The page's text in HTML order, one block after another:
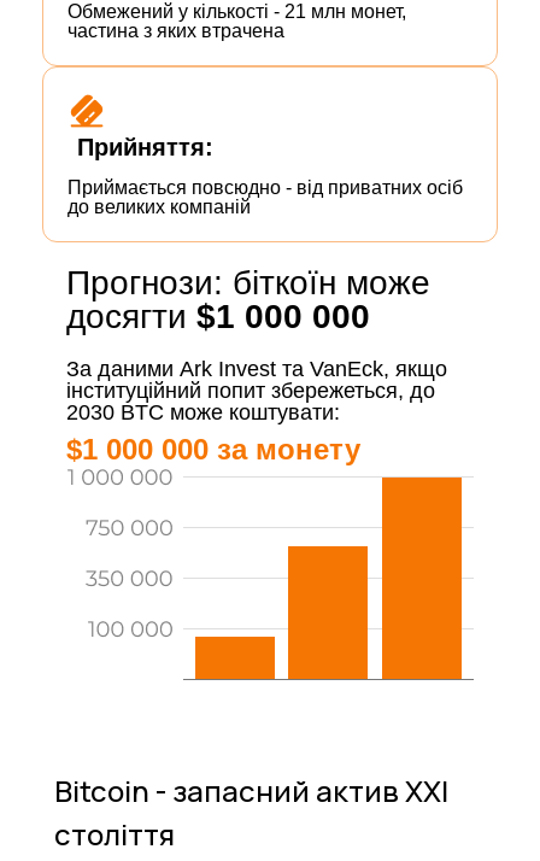
Обмежений у кількості - 21 млн монет,
частина з яких втрачена
Прийняття:
Приймається повсюдно - від приватних осіб
до великих компаній
Прогнози: біткоїн може
досягти $1 000 000
За даними Ark Invest та VanEck, якщо
інституційний попит збережеться, до
2030 BTC може коштувати:
$1 000 000 за монету
Bitcoin - запасний актив XXI
століття